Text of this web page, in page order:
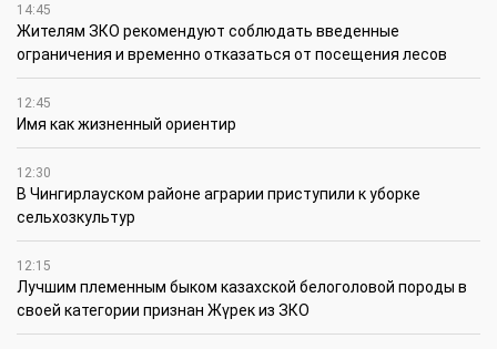
14:45
Жителям ЗКО рекомендуют соблюдать введенные
ограничения и временно отказаться от посещения лесов
12:45
Имя как жизненный ориентир
12:30
В Чингирлауском районе аграрии приступили к уборке
сельхозкультур
12:15
Лучшим племенным быком казахской белоголовой породы в
своей категории признан Жүрек из ЗКО